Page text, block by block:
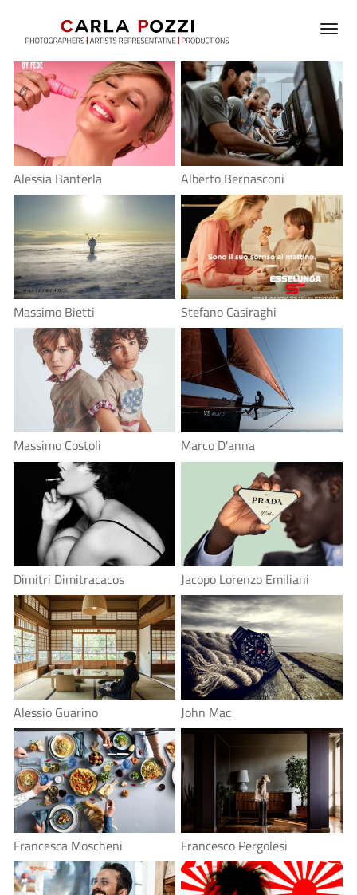
Alessia Banterla Alberto Bernasconi
Massimo Bietti Stefano Casiraghi
Massimo Costoli Marco D'anna
Dimitri Dimitracacos Jacopo Lorenzo Emiliani
Alessio Guarino John Mac
Francesca Moscheni Francesco Pergolesi